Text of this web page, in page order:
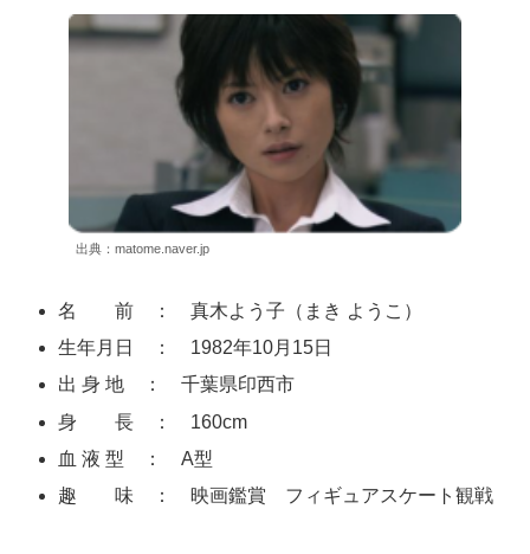
出典：matome.naver.jp
名 前 ： 真木よう子（まき ようこ）
生年月日 ： 1982年10月15日
出 身 地 ： 千葉県印西市
身 長 ： 160cm
血 液 型 ： A型
趣 味 ： 映画鑑賞 フィギュアスケート観戦